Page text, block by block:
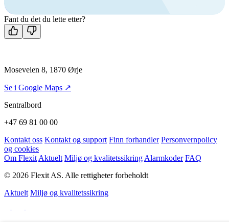
Kontakt oss
Fant du det du lette etter?
Moseveien 8, 1870 Ørje
Se i Google Maps ↗
Sentralbord
+47 69 81 00 00
Kontakt oss Kontakt og support Finn forhandler Personvernpolicy
og cookies
Om Flexit Aktuelt Miljø og kvalitetssikring Alarmkoder FAQ
© 2026 Flexit AS. Alle rettigheter forbeholdt
Aktuelt Miljø og kvalitetssikring